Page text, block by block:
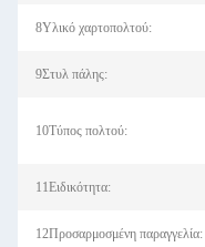
8Υλικό χαρτοπολτού:
9Στυλ πάλης:
10Τύπος πολτού:
11Ειδικότητα:
12Προσαρμοσμένη παραγγελία: